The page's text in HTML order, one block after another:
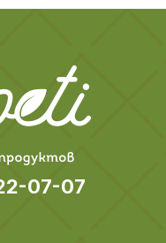
07-07